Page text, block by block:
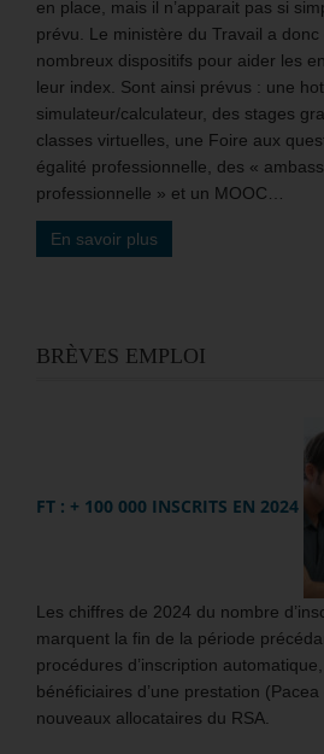
en place, mais il n’apparait pas si
prévu. Le ministère du Travail a
nombreux dispositifs pour aider les
leur index. Sont ainsi prévus : une
simulateur/calculateur, des stages
classes virtuelles, une Foire aux
égalité professionnelle, des «
professionnelle » et un MOOC…
En savoir plus
BRÈVES EMPLOI
FT : + 100 000 INSCRITS EN 2024
Les chiffres de 2024 du nombre
marquent la fin de la période
procédures d’inscription
bénéficiaires d’une prestation
nouveaux allocataires du RSA.